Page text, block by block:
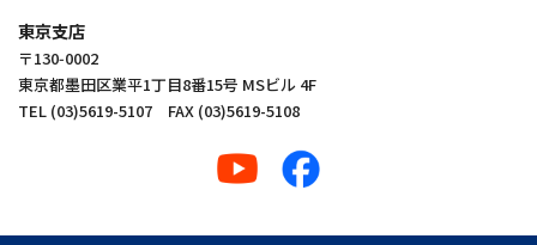
東京支店
〒130‑0002
東京都墨田区業平1丁目8番15号 MSビル 4F
TEL (03)5619-5107 FAX (03)5619-5108